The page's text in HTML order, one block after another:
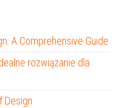
A Comprehensive Guide
rozwiązanie dla
Design